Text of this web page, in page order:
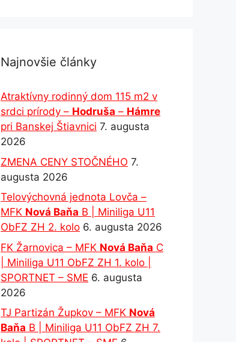
Najnovšie články
Atraktívny rodinný dom 115 m2 v
srdci prírody – Hodruša – Hámre
pri Banskej Štiavnici 7. augusta
2026
ZMENA CENY STOČNÉHO 7.
augusta 2026
Telovýchovná jednota Lovča –
MFK Nová Baňa B | Miniliga U11
ObFZ ZH 2. kolo 6. augusta 2026
FK Žarnovica – MFK Nová Baňa C
| Miniliga U11 ObFZ ZH 1. kolo |
SPORTNET – SME 6. augusta
2026
TJ Partizán Župkov – MFK Nová
Baňa B | Miniliga U11 ObFZ ZH 7.